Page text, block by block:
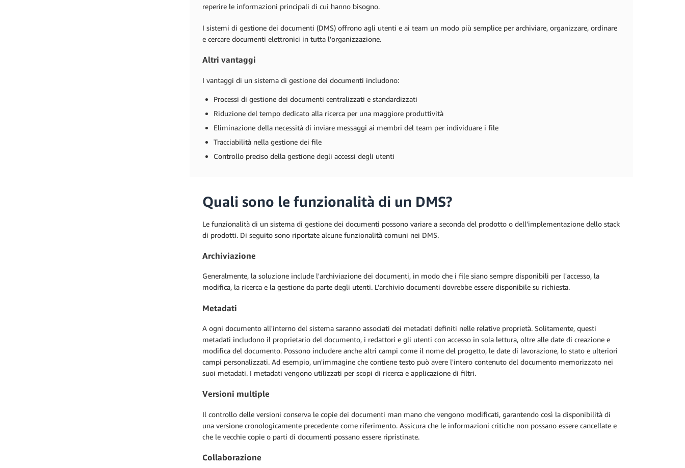
reperire le informazioni principali di cui hanno bisogno.
I sistemi di gestione dei documenti (DMS) offrono agli utenti e ai team un modo più semplice per archiviare, organizzare, ordinare
e cercare documenti elettronici in tutta l'organizzazione.
Altri vantaggi
I vantaggi di un sistema di gestione dei documenti includono:
Processi di gestione dei documenti centralizzati e standardizzati
Riduzione del tempo dedicato alla ricerca per una maggiore produttività
Eliminazione della necessità di inviare messaggi ai membri del team per individuare i file
Tracciabilità nella gestione dei file
Controllo preciso della gestione degli accessi degli utenti
Quali sono le funzionalità di un DMS?
Le funzionalità di un sistema di gestione dei documenti possono variare a seconda del prodotto o dell'implementazione dello stack
di prodotti. Di seguito sono riportate alcune funzionalità comuni nei DMS.
Archiviazione
Generalmente, la soluzione include l'archiviazione dei documenti, in modo che i file siano sempre disponibili per l'accesso, la
modifica, la ricerca e la gestione da parte degli utenti. L'archivio documenti dovrebbe essere disponibile su richiesta.
Metadati
A ogni documento all'interno del sistema saranno associati dei metadati definiti nelle relative proprietà. Solitamente, questi
metadati includono il proprietario del documento, i redattori e gli utenti con accesso in sola lettura, oltre alle date di creazione e
modifica del documento. Possono includere anche altri campi come il nome del progetto, le date di lavorazione, lo stato e ulteriori
campi personalizzati. Ad esempio, un'immagine che contiene testo può avere l'intero contenuto del documento memorizzato nei
suoi metadati. I metadati vengono utilizzati per scopi di ricerca e applicazione di filtri.
Versioni multiple
Il controllo delle versioni conserva le copie dei documenti man mano che vengono modificati, garantendo così la disponibilità di
una versione cronologicamente precedente come riferimento. Assicura che le informazioni critiche non possano essere cancellate e
che le vecchie copie o parti di documenti possano essere ripristinate.
Collaborazione